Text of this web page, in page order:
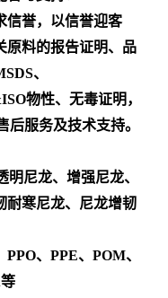
信誉，以信誉迎客
原料的报告证明、品
、
物性、无毒证明，
服务及技术支持。
明尼龙、增强尼龙、
耐寒尼龙、尼龙增韧
、PPE、POM、